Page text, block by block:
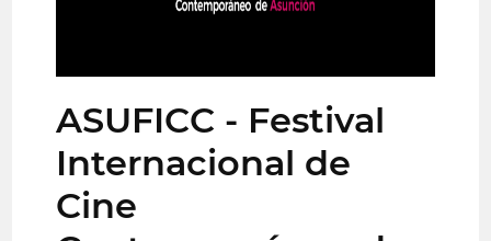
ASUFICC - Festival
Internacional de
Cine